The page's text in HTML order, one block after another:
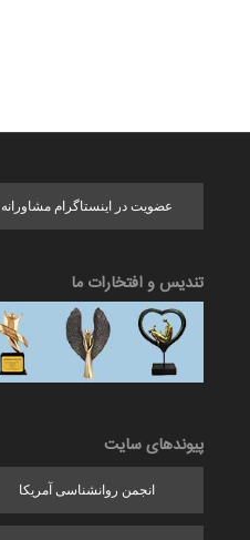
عضویت در اینستاگرام مشاورانه
تندیس و افتخارات ما
پیوندهای سایت
انجمن روانشناسی آمریکا